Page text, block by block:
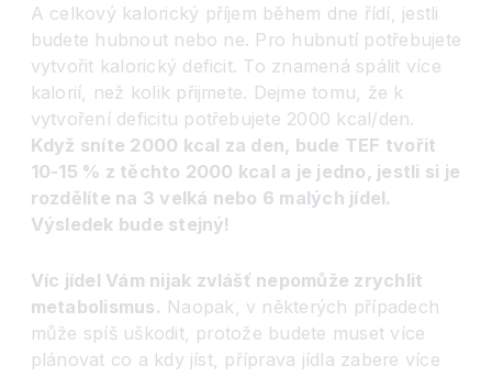
A celkový kalorický příjem během dne řídí, jestli
budete hubnout nebo ne. Pro hubnutí potřebujete
vytvořit kalorický deficit. To znamená spálit více
kalorií, než kolik přijmete. Dejme tomu, že k
vytvoření deficitu potřebujete 2000 kcal/den.
Když sníte 2000 kcal za den, bude TEF tvořit
10-15 % z těchto 2000 kcal a je jedno, jestli si je
rozdělíte na 3 velká nebo 6 malých jídel.
Výsledek bude stejný!
Víc jídel Vám nijak zvlášť nepomůže zrychlit
metabolismus. Naopak, v některých případech
může spíš uškodit, protože budete muset více
plánovat co a kdy jíst, příprava jídla zabere více